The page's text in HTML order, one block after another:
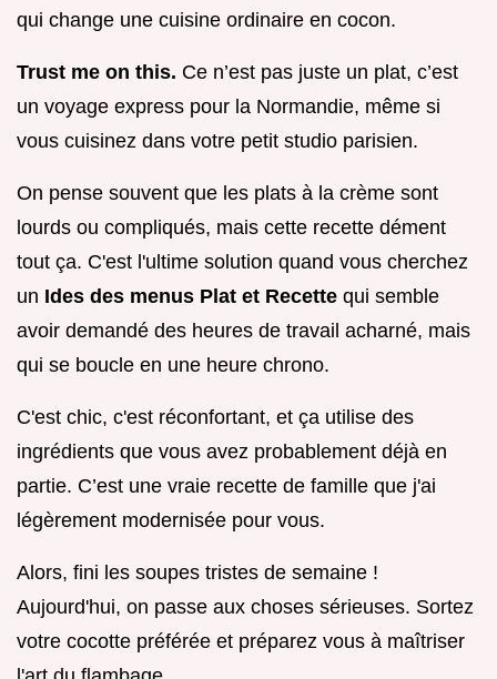
qui change une cuisine ordinaire en cocon.
Trust me on this. Ce n’est pas juste un plat, c’est
un voyage express pour la Normandie, même si
vous cuisinez dans votre petit studio parisien.
On pense souvent que les plats à la crème sont
lourds ou compliqués, mais cette recette dément
tout ça. C'est l'ultime solution quand vous cherchez
un Ides des menus Plat et Recette qui semble
avoir demandé des heures de travail acharné, mais
qui se boucle en une heure chrono.
C'est chic, c'est réconfortant, et ça utilise des
ingrédients que vous avez probablement déjà en
partie. C’est une vraie recette de famille que j'ai
légèrement modernisée pour vous.
Alors, fini les soupes tristes de semaine !
Aujourd'hui, on passe aux choses sérieuses. Sortez
votre cocotte préférée et préparez vous à maîtriser